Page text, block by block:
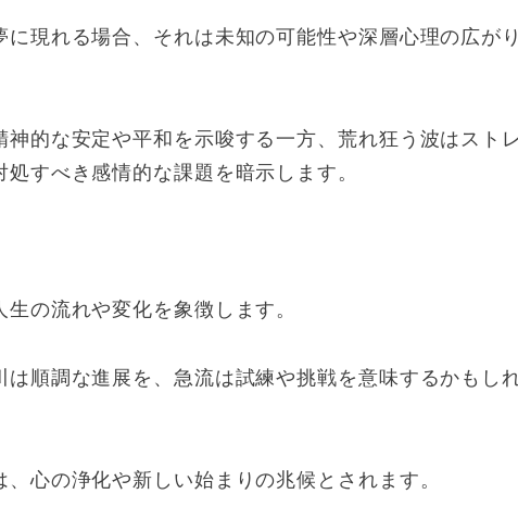
に現れる場合、それは未知の可能性や深層心理の広が
神的な安定や平和を示唆する一方、荒れ狂う波はスト
すべき感情的な課題を暗示します。
の流れや変化を象徴します。
は順調な進展を、急流は試練や挑戦を意味するかもし
、心の浄化や新しい始まりの兆候とされます。